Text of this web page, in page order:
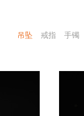
吊坠 戒指 手镯